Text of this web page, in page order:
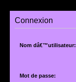
Connexion
Nom dâ€™utilisateur:
Mot de passe: